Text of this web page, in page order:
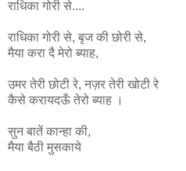
राधिका गोरी से....
राधिका गोरी से, बृज की छोरी से,
मैया करा दै मेरो ब्याह,
उमर तेरी छोटी रे, नज़र तेरी खोटी रे
कैसे करायदऊँ तेरो ब्याह ।
सुन बातें कान्हा की,
मैया बैठी मुसकाये